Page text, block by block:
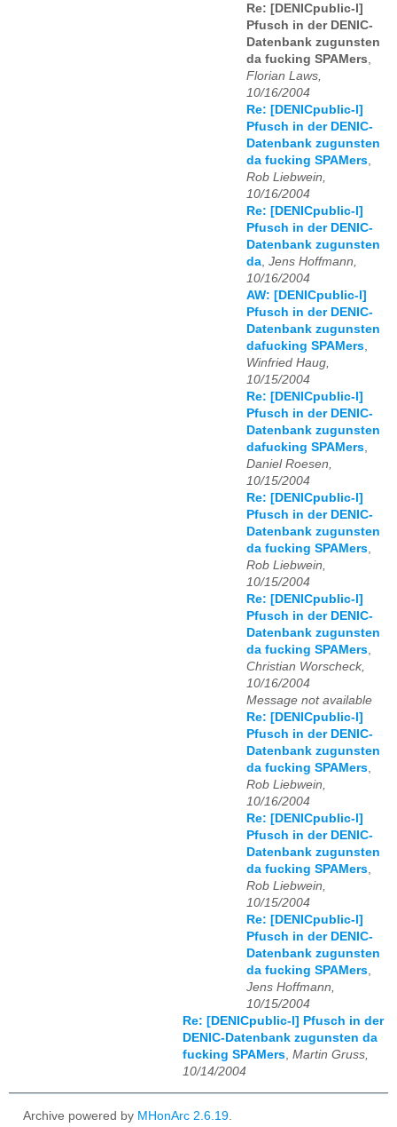
Re: [DENICpublic-l]
Pfusch in der DENIC-
Datenbank zugunsten
da fucking SPAMers,
Florian Laws,
10/16/2004
Re: [DENICpublic-l]
Pfusch in der DENIC-
Datenbank zugunsten
da fucking SPAMers,
Rob Liebwein,
10/16/2004
Re: [DENICpublic-l]
Pfusch in der DENIC-
Datenbank zugunsten
da, Jens Hoffmann,
10/16/2004
AW: [DENICpublic-l]
Pfusch in der DENIC-
Datenbank zugunsten
dafucking SPAMers,
Winfried Haug,
10/15/2004
Re: [DENICpublic-l]
Pfusch in der DENIC-
Datenbank zugunsten
dafucking SPAMers,
Daniel Roesen,
10/15/2004
Re: [DENICpublic-l]
Pfusch in der DENIC-
Datenbank zugunsten
da fucking SPAMers,
Rob Liebwein,
10/15/2004
Re: [DENICpublic-l]
Pfusch in der DENIC-
Datenbank zugunsten
da fucking SPAMers,
Christian Worscheck,
10/16/2004
Message not available
Re: [DENICpublic-l]
Pfusch in der DENIC-
Datenbank zugunsten
da fucking SPAMers,
Rob Liebwein,
10/16/2004
Re: [DENICpublic-l]
Pfusch in der DENIC-
Datenbank zugunsten
da fucking SPAMers,
Rob Liebwein,
10/15/2004
Re: [DENICpublic-l]
Pfusch in der DENIC-
Datenbank zugunsten
da fucking SPAMers,
Jens Hoffmann,
10/15/2004
Re: [DENICpublic-l] Pfusch in der
DENIC-Datenbank zugunsten da
fucking SPAMers, Martin Gruss,
10/14/2004
Archive powered by MHonArc 2.6.19